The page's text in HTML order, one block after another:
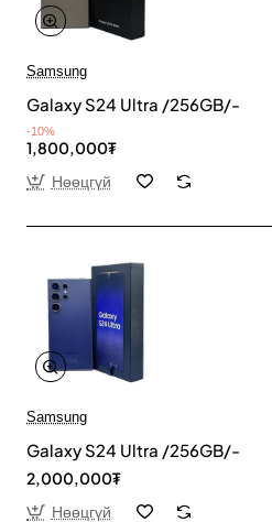
Samsung
Galaxy S24 Ultra /256GB/-
-10%
1,800,000₮
Нөөцгүй
Samsung
Galaxy S24 Ultra /256GB/-
2,000,000₮
Нөөцгүй